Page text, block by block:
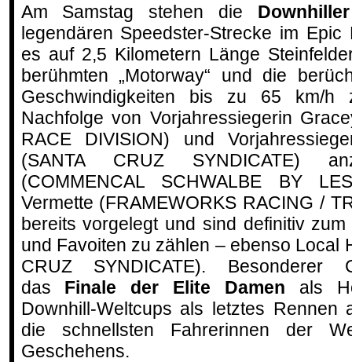
Am Samstag stehen die Downhiller
legendären Speedster-Strecke im
es auf 2,5 Kilometern Länge
berühmten „Motorway“ und die
Geschwindigkeiten bis zu 65 km/h
Nachfolge von Vorjahressiegerin
RACE DIVISION) und
(SANTA CRUZ SYNDICATE)
(COMMENCAL SCHWALBE BY
Vermette (FRAMEWORKS RACING /
bereits vorgelegt und sind definitiv
und Favoiten zu zählen – ebenso Local
CRUZ SYNDICATE). Besonderer
das Finale der Elite Damen als
Downhill-Weltcups als letztes Rennen
die schnellsten Fahrerinnen der
Geschehens.